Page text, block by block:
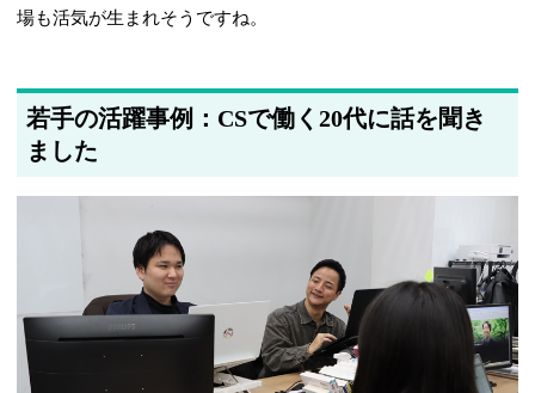
場も活気が生まれそうですね。
若手の活躍事例：CSで働く20代に話を聞き
ました